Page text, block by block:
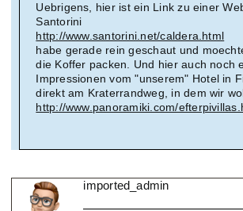
Uebrigens, hier ist ein Link zu einer
Santorini
http://www.santorini.net/caldera.html
habe gerade rein geschaut und
die Koffer packen. Und hier auch noch
Impressionen vom "unserem" Hotel in
direkt am Kraterrandweg, in dem wir
http://www.panoramiki.com/
imported_admin